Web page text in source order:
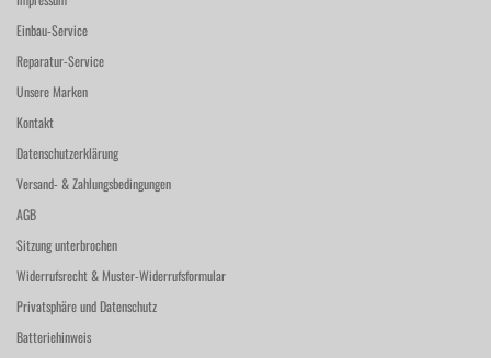
Einbau-Service
Reparatur-Service
Unsere Marken
Kontakt
Datenschutzerklärung
Versand- & Zahlungsbedingungen
AGB
Sitzung unterbrochen
Widerrufsrecht & Muster-Widerrufsformular
Privatsphäre und Datenschutz
Batteriehinweis